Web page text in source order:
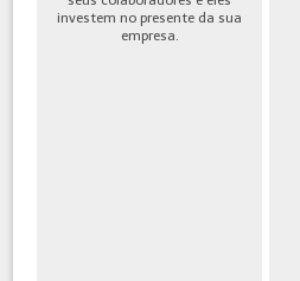
investem no presente da sua
empresa.